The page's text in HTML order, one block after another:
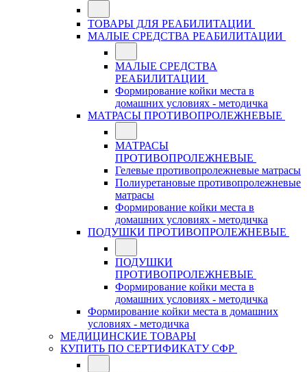
ТОВАРЫ ДЛЯ РЕАБИЛИТАЦИИ
МАЛЫЕ СРЕДСТВА РЕАБИЛИТАЦИИ
МАЛЫЕ СРЕДСТВА
РЕАБИЛИТАЦИИ
Формирование койки места в
домашних условиях - методичка
МАТРАСЫ ПРОТИВОПРОЛЕЖНЕВЫЕ
МАТРАСЫ
ПРОТИВОПРОЛЕЖНЕВЫЕ
Гелевые противопролежневые матрасы
Полиуретановые противопролежневые
матрасы
Формирование койки места в
домашних условиях - методичка
ПОДУШКИ ПРОТИВОПРОЛЕЖНЕВЫЕ
ПОДУШКИ
ПРОТИВОПРОЛЕЖНЕВЫЕ
Формирование койки места в
домашних условиях - методичка
Формирование койки места в домашних
условиях - методичка
МЕДИЦИНСКИЕ ТОВАРЫ
КУПИТЬ ПО СЕРТИФИКАТУ СФР